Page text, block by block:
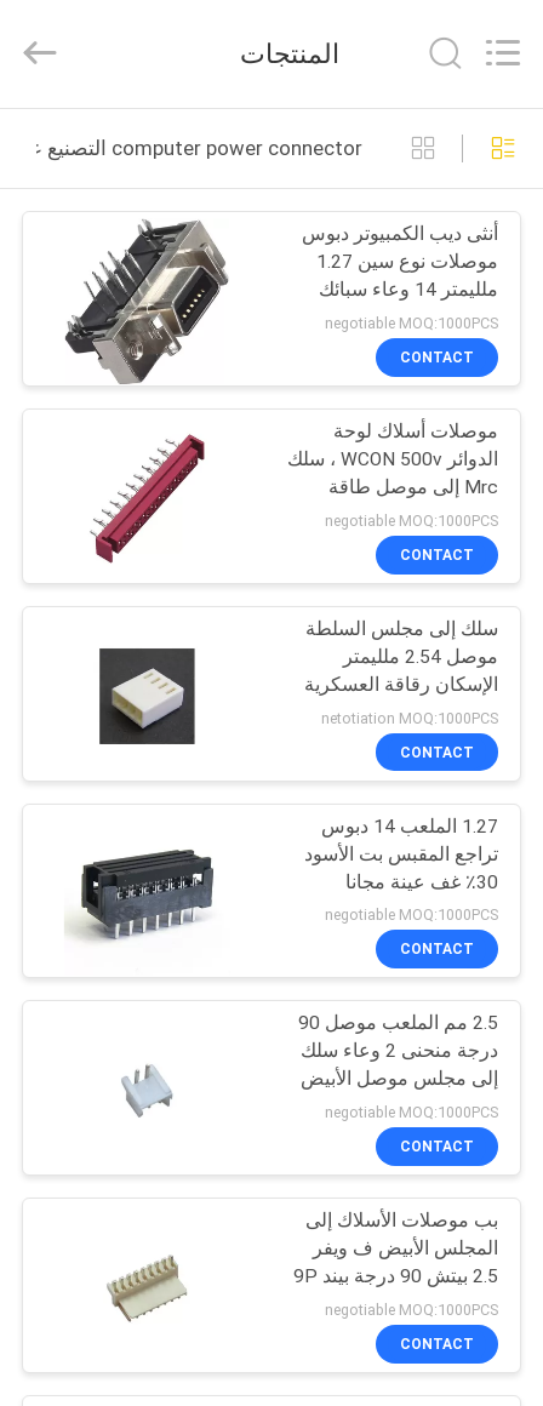
الصفحة
الرئيسية
منتجات
معلومات
جولة
المعمل
مراقبة
الجودة
اتصل
اطلب
اقتباس
خريطة
الموقع
PRIVACY
POLICY
LTD.
Reserved.
المنتجات
computer power connector التصنيع عبر الإنترنت
أنثى ديب الكمبيوتر دبوس
موصلات نوع سين 1.27
ملليمتر 14 وعاء سبائك
الزنك عرضية هاربون
negotiable MOQ:1000PCS
CONTACT
موصلات أسلاك لوحة
الدوائر WCON 500v ، سلك
Mrc إلى موصل طاقة
المجلس
negotiable MOQ:1000PCS
CONTACT
سلك إلى مجلس السلطة
موصل 2.54 ملليمتر
الإسكان رقاقة العسكرية
والفضاء الصناعة
netotiation MOQ:1000PCS
CONTACT
1.27 الملعب 14 دبوس
تراجع المقبس بت الأسود
30٪ غف عينة مجانا
الاتصال المواد النحاس
بنفايات
negotiable MOQ:1000PCS
CONTACT
2.5 مم الملعب موصل 90
درجة منحنى 2 وعاء سلك
إلى مجلس موصل الأبيض
ف ويفر
negotiable MOQ:1000PCS
CONTACT
بب موصلات الأسلاك إلى
المجلس الأبيض ف ويفر
2.5 بيتش 90 درجة بيند 9P
negotiable MOQ:1000PCS
CONTACT